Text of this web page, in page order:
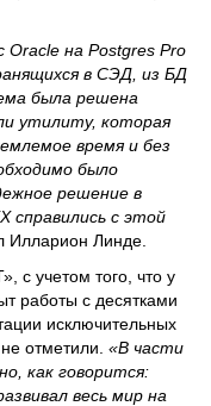
на Postgres Pro
в СЭД, из БД
была решена
утилиту, которая
время и без
было
решение в
справились с этой
Илларион Линде.
с учетом того, что у
работы с десятками
исключительных
отметили. «В части
как говорится:
весь мир на